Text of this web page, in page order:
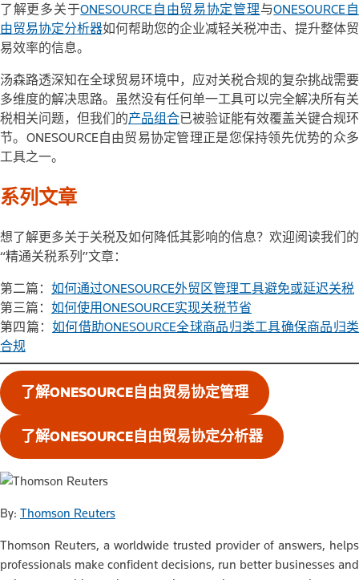
了解更多关于ONESOURCE自由贸易协定管理与ONESOURCE自
由贸易协定分析器如何帮助您的企业减轻关税冲击、提升整体贸
易效率的信息。
汤森路透深知在全球贸易环境中，应对关税合规的复杂挑战需要
多维度的解决思路。虽然没有任何单一工具可以完全解决所有关
税相关问题，但我们的产品组合已被验证能有效覆盖关键合规环
节。ONESOURCE自由贸易协定管理正是您保持领先优势的众多
工具之一。
系列文章
想了解更多关于关税及如何降低其影响的信息？欢迎阅读我们的
“精通关税系列”文章：
第二篇： 如何通过ONESOURCE外贸区管理工具避免或延迟关税
第三篇： 如何使用ONESOURCE实现关税节省
第四篇：如何借助ONESOURCE全球商品归类工具确保商品归类
合规
了解ONESOURCE自由贸易协定管理
了解ONESOURCE自由贸易协定分析器
By: Thomson Reuters
Thomson Reuters, a worldwide trusted provider of answers, helps
professionals make confident decisions, run better businesses and